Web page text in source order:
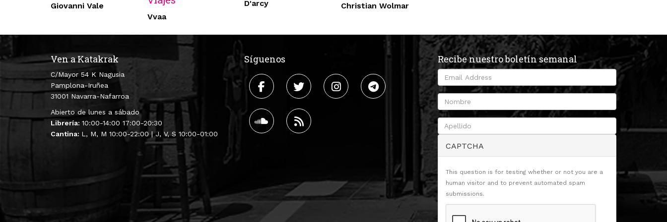
Giovanni Vale
Vvaa
D'arcy Christian Wolmar
Ven a Katakrak
C/Mayor 54 K Nagusia
Pamplona-Iruñea
31001 Navarra-Nafarroa
Abierto de lunes a sábado
Librería: 10:00-14:00 17:00-20:30
Cantina: L, M, M 10:00-22:00 | J, V, S 10:00-01:00
Síguenos Recibe nuestro boletín semanal
CAPTCHA
This question is for testing whether or not you are a
human visitor and to prevent automated spam
submissions.